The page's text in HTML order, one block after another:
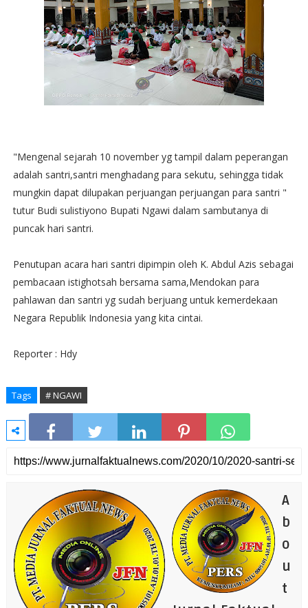
"Mengenal sejarah 10 november yg tampil dalam peperangan
adalah santri,santri menghadang para sekutu, sehingga tidak
mungkin dapat dilupakan perjuangan perjuangan para santri "
tutur Budi sulistiyono Bupati Ngawi dalam sambutanya di
puncak hari santri.
Penutupan acara hari santri dipimpin oleh K. Abdul Azis sebagai
pembacaan istighotsah bersama sama,Mendokan para
pahlawan dan santri yg sudah berjuang untuk kemerdekaan
Negara Republik Indonesia yang kita cintai.
Reporter : Hdy
Tags # NGAWI
A
b
o
u
t